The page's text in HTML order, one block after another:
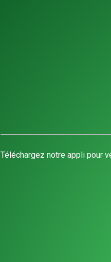
Téléchargez notre appli pour